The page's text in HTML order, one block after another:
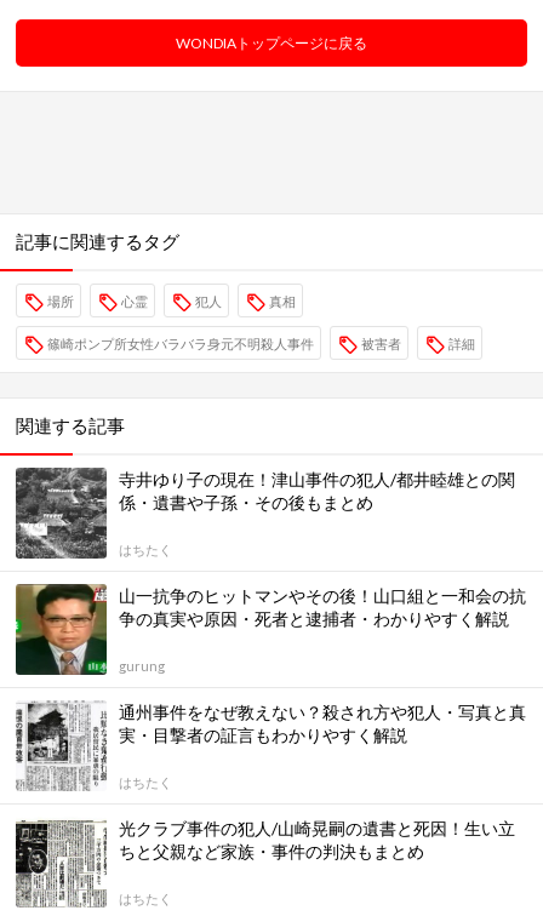
WONDIAトップページに戻る
記事に関連するタグ
場所 心霊 犯人 真相
篠崎ポンプ所女性バラバラ身元不明殺人事件 被害者 詳細
関連する記事
寺井ゆり子の現在！津山事件の犯人/都井睦雄との関
係・遺書や子孫・その後もまとめ
はちたく
山一抗争のヒットマンやその後！山口組と一和会の抗
争の真実や原因・死者と逮捕者・わかりやすく解説
gurung
通州事件をなぜ教えない？殺され方や犯人・写真と真
実・目撃者の証言もわかりやすく解説
はちたく
光クラブ事件の犯人/山崎晃嗣の遺書と死因！生い立
ちと父親など家族・事件の判決もまとめ
はちたく